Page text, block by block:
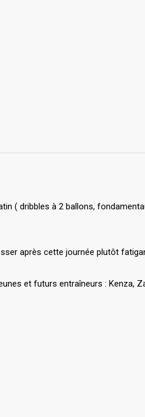
( dribbles à 2 ballons,
après cette journée plutôt
et futurs entraîneurs : Kenza,